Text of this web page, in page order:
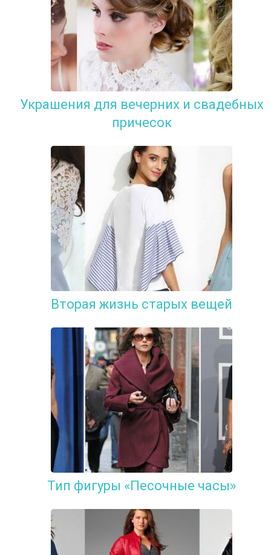
Украшения для вечерних и свадебных
причесок
Вторая жизнь старых вещей
Тип фигуры «Песочные часы»